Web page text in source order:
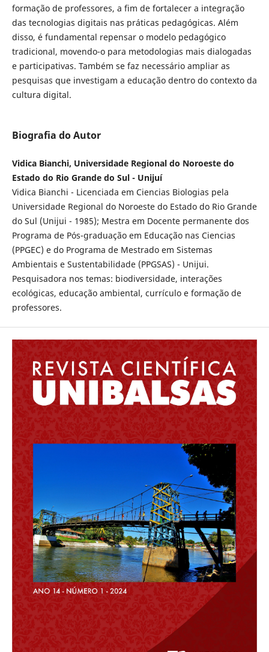
formação de professores, a fim de fortalecer a integração
das tecnologias digitais nas práticas pedagógicas. Além
disso, é fundamental repensar o modelo pedagógico
tradicional, movendo-o para metodologias mais dialogadas
e participativas. Também se faz necessário ampliar as
pesquisas que investigam a educação dentro do contexto da
cultura digital.
Biografia do Autor
Vidica Bianchi, Universidade Regional do Noroeste do
Estado do Rio Grande do Sul - Unijuí
Vidica Bianchi - Licenciada em Ciencias Biologias pela
Universidade Regional do Noroeste do Estado do Rio Grande
do Sul (Unijui - 1985); Mestra em Docente permanente dos
Programa de Pós-graduação em Educação nas Ciencias
(PPGEC) e do Programa de Mestrado em Sistemas
Ambientais e Sustentabilidade (PPGSAS) - Unijui.
Pesquisadora nos temas: biodiversidade, interações
ecológicas, educação ambiental, currículo e formação de
professores.